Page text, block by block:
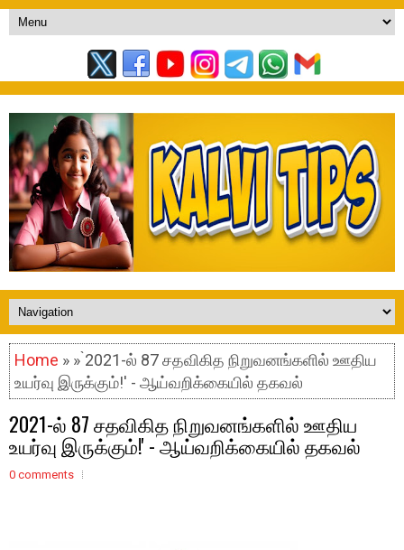
Home » » ̀2021-ல் 87 சதவிகித நிறுவனங்களில் ஊதிய
உயர்வு இருக்கும்!' - ஆய்வறிக்கையில் தகவல்
̀2021-ல் 87 சதவிகித நிறுவனங்களில் ஊதிய
உயர்வு இருக்கும்!' - ஆய்வறிக்கையில் தகவல்
0 comments